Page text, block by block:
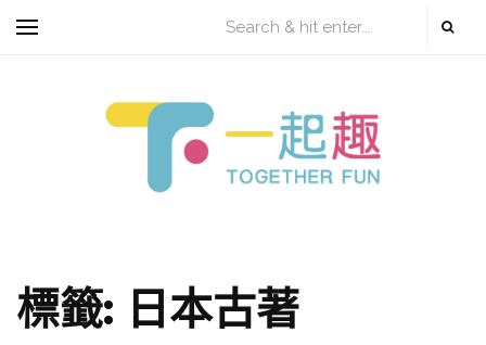
標籤: 日本古著